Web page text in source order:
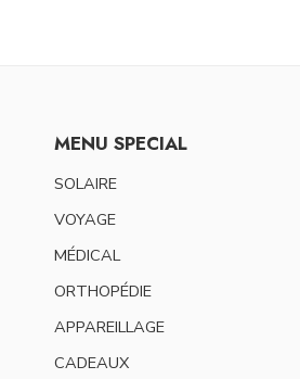
MENU SPECIAL
SOLAIRE
VOYAGE
MÉDICAL
ORTHOPÉDIE
APPAREILLAGE
CADEAUX